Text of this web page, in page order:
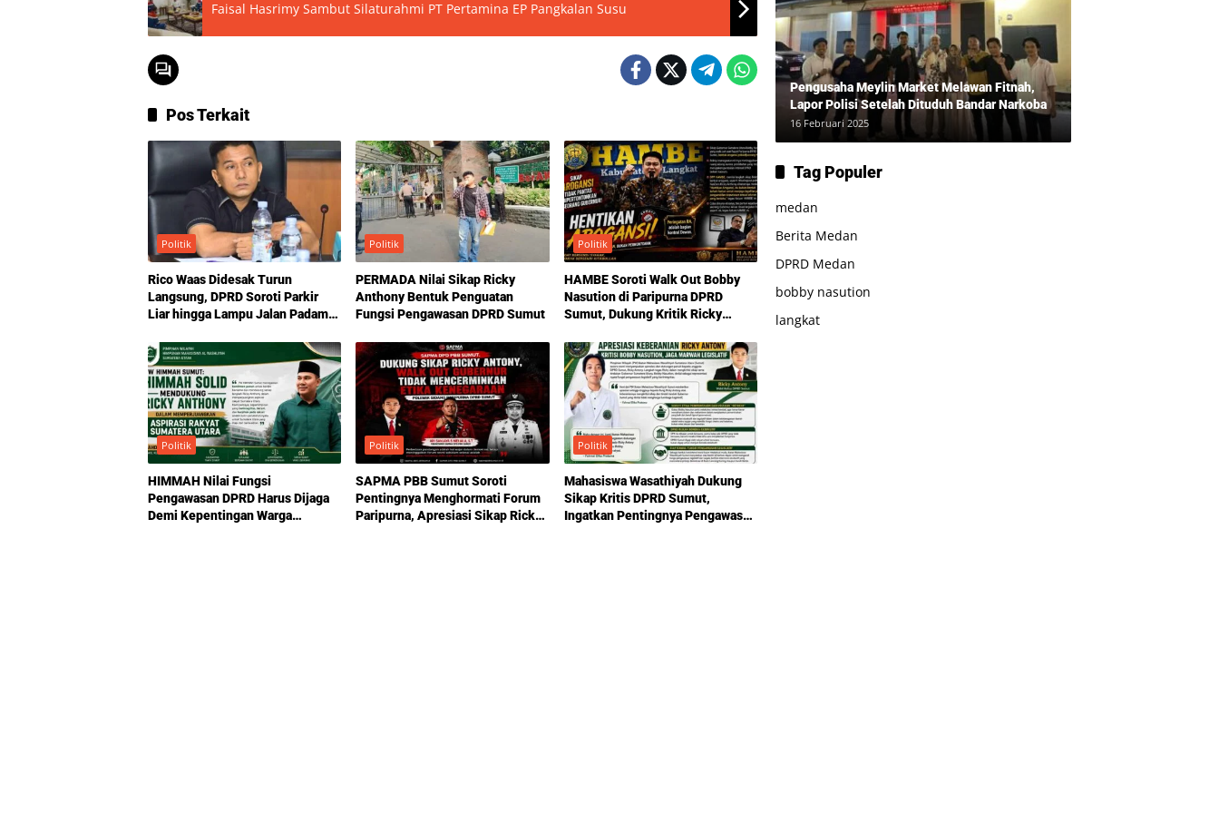
Faisal Hasrimy Sambut Silaturahmi PT Pertamina EP Pangkalan Susu
Pos Terkait
Politik
Rico Waas Didesak Turun
Langsung, DPRD Soroti Parkir
Liar hingga Lampu Jalan Padam
Politik
PERMADA Nilai Sikap Ricky
Anthony Bentuk Penguatan
Fungsi Pengawasan DPRD Sumut
Politik
HAMBE Soroti Walk Out Bobby
Nasution di Paripurna DPRD
Sumut, Dukung Kritik Ricky
Politik
HIMMAH Nilai Fungsi
Pengawasan DPRD Harus Dijaga
Demi Kepentingan Warga
Politik
SAPMA PBB Sumut Soroti
Pentingnya Menghormati Forum
Paripurna, Apresiasi Sikap Ricky
Politik
Mahasiswa Wasathiyah Dukung
Sikap Kritis DPRD Sumut,
Ingatkan Pentingnya Pengawasan
Pengusaha Meylin Market Melawan Fitnah,
Lapor Polisi Setelah Dituduh Bandar Narkoba
16 Februari 2025
Tag Populer
medan
Berita Medan
DPRD Medan
bobby nasution
langkat